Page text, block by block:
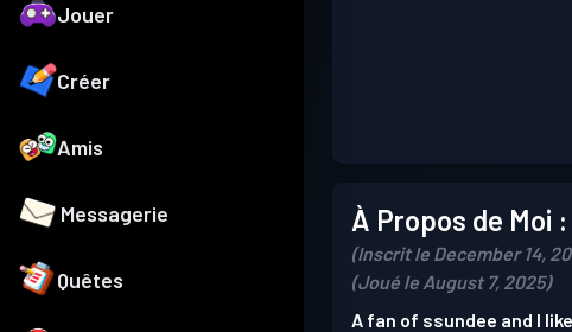
Jouer
Créer
Amis
Messagerie
Quêtes
À Propos de Moi :
(Inscrit le December 14,
(Joué le August 7, 2025)
A fan of ssundee and I